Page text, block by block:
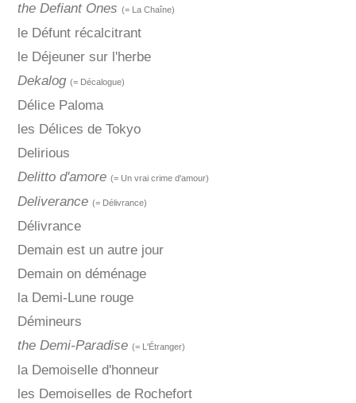
the Defiant Ones (= La Chaîne)
le Défunt récalcitrant
le Déjeuner sur l'herbe
Dekalog (= Décalogue)
Délice Paloma
les Délices de Tokyo
Delirious
Delitto d'amore (= Un vrai crime d'amour)
Deliverance (= Délivrance)
Délivrance
Demain est un autre jour
Demain on déménage
la Demi-Lune rouge
Démineurs
the Demi-Paradise (= L'Étranger)
la Demoiselle d'honneur
les Demoiselles de Rochefort